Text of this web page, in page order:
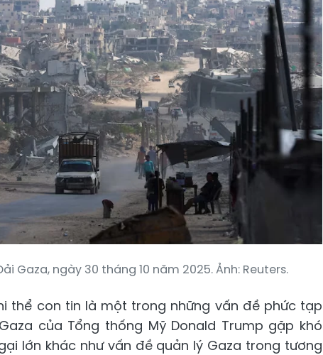
Gaza, ngày 30 tháng 10 năm 2025. Ảnh: Reuters.
thể con tin là một trong những vấn đề phức tạp
của Tổng thống Mỹ Donald Trump gặp khó
lớn khác như vấn đề quản lý Gaza trong tương